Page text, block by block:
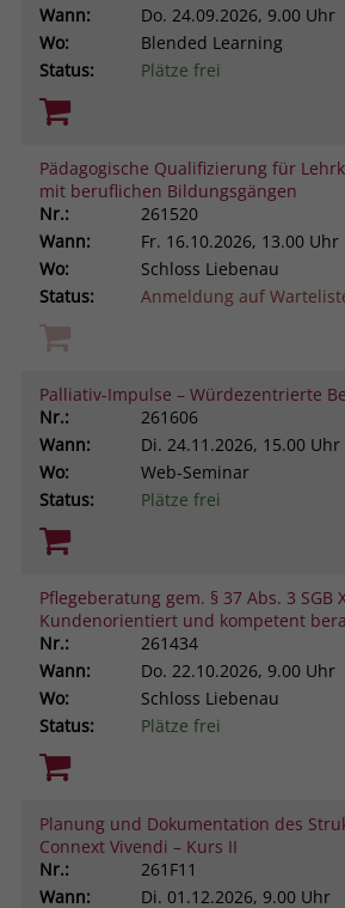
Wann:
Do. 24.09.2026, 9.00 Uhr
Wo:
Blended Learning
Status:
Plätze frei
Pädagogische Qualifizierung für
mit beruflichen Bildungsgängen
Nr.:
261520
Wann:
Fr. 16.10.2026, 13.00 Uhr
Wo:
Schloss Liebenau
Status:
Anmeldung auf
Palliativ-Impulse – Würdezentrierte
Nr.:
261606
Wann:
Di. 24.11.2026, 15.00 Uhr
Wo:
Web-Seminar
Status:
Plätze frei
Pflegeberatung gem. § 37 Abs. 3 SGB
Kundenorientiert und kompetent
Nr.:
261434
Wann:
Do. 22.10.2026, 9.00 Uhr
Wo:
Schloss Liebenau
Status:
Plätze frei
Planung und Dokumentation des
Connext Vivendi – Kurs II
Nr.:
261F11
Wann:
Di. 01.12.2026, 9.00 Uhr